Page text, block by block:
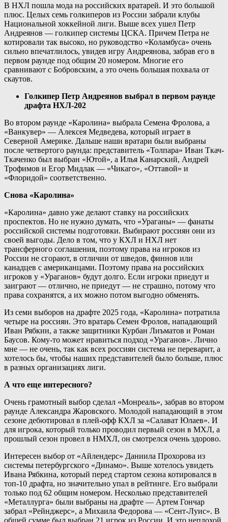
В НХЛ пошла мода на российских вратарей. И это большой
плюс. Целых семь голкиперов из России забрали клубы
Национальной хоккейной лиги. Выше всех ушел Петр
Андреянов — голкипер системы ЦСКА. Причем Петра не
котировали так высоко, но руководство «Коламбуса» очень
сильно впечатлилось, увидев игру Андреянова, забрав его в
первом раунде под общим 20 номером. Многие его
сравнивают с Бобровским, а это очень большая похвала от
скаутов.
Голкипер Петр Андреянов выбрал в первом раунде
драфта НХЛ-202
Во втором раунде «Каролина» выбрала Семена Фролова, а
«Ванкувер» — Алексея Медведева, который играет в
Северной Америке. Дальше наши вратари были выбраны
после четвертого раунда: представитель «Толпара» Иван Ткач-
Ткаченко был выбран «Ютой», а Илья Канарский, Андрей
Трофимов и Егор Мидлак — «Чикаго», «Оттавой» и
«Флоридой» соответственно.
Снова «Каролина»
«Каролина» давно уже делают ставку на российских
проспектов. Но не нужно думать, что «Ураганы» — фанаты
российской системы подготовки. Выбирают россиян они из
своей выгоды. Дело в том, что у КХЛ и НХЛ нет
трансферного соглашения, поэтому права на игроков из
России не сгорают, в отличии от шведов, финнов или
канадцев с американцами. Поэтому права на российских
игроков у «Ураганов» будут долго. Если игроки приедут и
заиграют — отлично, не приедут — не страшно, потому что
права сохранятся, а их можно потом выгодно обменять.
Из семи выборов на драфте 2025 года, «Каролина» потратила
четыре на россиян. Это вратарь Семен Фролов, нападающий
Иван Рябкин, а также защитники Курбан Лиъматов и Роман
Баусов. Кому-то может нравиться подход «Ураганов». Лично
мне — не очень, так как всех россиян система не переварит, а
хотелось бы, чтобы наших представителей было больше, плюс
в разных организациях лиги.
А что еще интересного?
Очень грамотный выбор сделал «Монреаль», забрав во втором
раунде Александра Жаровского. Молодой нападающий в этом
сезоне дебютировал в плей-офф КХЛ за «Салават Юлаев». И
для игрока, который только проводил первый сезон в МХЛ, а
прошлый сезон провел в НМХЛ, он смотрелся очень здорово.
Интересен выбор от «Айлендерс» Даниила Прохорова из
системы петербургского «Динамо». Выше хотелось увидеть
Ивана Рябкина, который перед стартом сезона котировался в
топ-10 драфта, но значительно упал в рейтинге. Его выбрали
только под 62 общим номером. Несколько представителей
«Металлурга» были выбраны на драфте — Артем Гончар
забрал «Рейнджерс», а Михаила Федорова — «Сент-Луис». В
общей сумме был выбран 21 игрок из России. И это неплохой